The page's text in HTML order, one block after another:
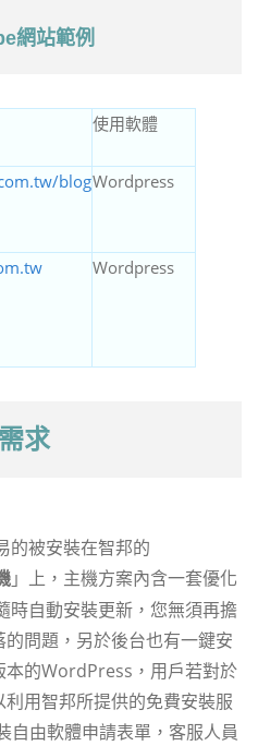
網站範例
使用軟體
blogWordpress
Wordpress
求
被安裝在智邦的
」上，主機方案內含一套優化
時自動安裝更新，您無須再擔
問題，另於後台也有一鍵安
本的WordPress，用戶若對於
用智邦所提供的免費安裝服
自由軟體申請表單，客服人員